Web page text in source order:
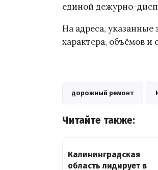
единой дежурно-
На адреса,
характера, объёмов и
дорожный ремонт
Читайте также:
Калининградская
область лидирует в